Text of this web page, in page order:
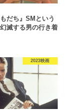
だち』SMという
滅する男の行き着
2023映画